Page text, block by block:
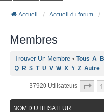
Accueil Accueil du forum
Membres
Trouver Un Membre • Tous A B
Q R S T U V W X Y Z Autre
37920 Utilisateurs Page
1
NOM D’UTILISATEUR